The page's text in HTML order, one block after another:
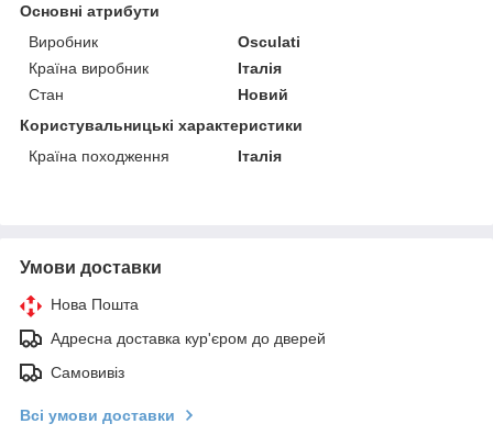
Основні атрибути
Виробник
Osculati
Країна виробник
Італія
Стан
Новий
Користувальницькі характеристики
Країна походження
Італія
Умови доставки
Нова Пошта
Адресна доставка кур'єром до дверей
Самовивіз
Всі умови доставки